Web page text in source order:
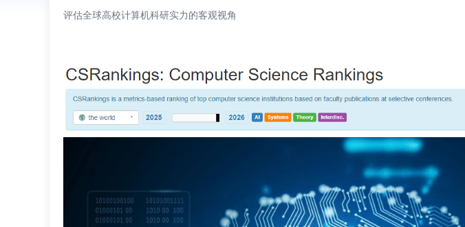
评估全球高校计算机科研实力的客观视角